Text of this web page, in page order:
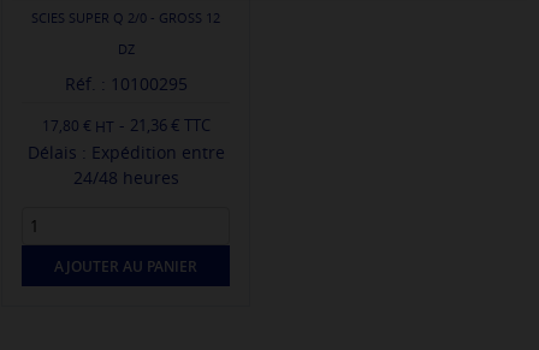
SCIES SUPER Q 2/0 - GROSS 12
DZ
Réf. : 10100295
17,80 € - 21,36 € TTC
Délais : Expédition entre
24/48 heures
AJOUTER AU PANIER